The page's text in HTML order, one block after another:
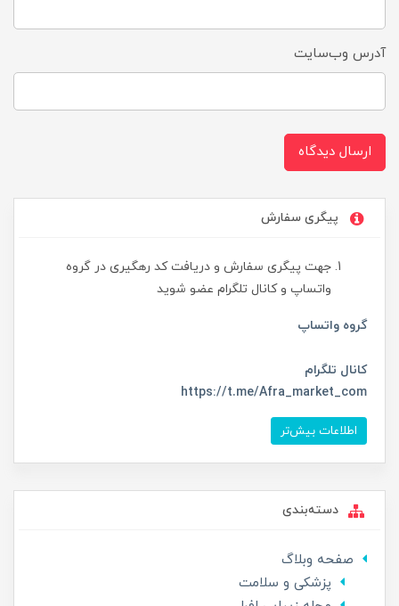
آدرس وب‌سایت
ارسال دیدگاه
پیگری سفارش
جهت پیگری سفارش و دریافت کد رهگیری در گروه
واتساپ و کانال تلگرام عضو شوید
گروه واتساپ
کانال تلگرام
https://t.me/Afra_market_com
اطلاعات بیش‌تر
دسته‌بندی
صفحه وبلاگ
پزشکی و سلامت